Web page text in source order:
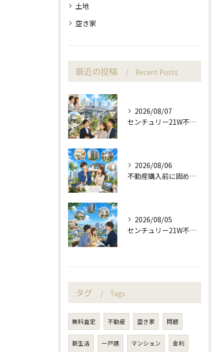
土地
空き家
最近の投稿 Recent Posts
2026/08/07
センチュリー21W不動産販売の駅近相談と地域目線
2026/08/06
不動産購入前に固める資金計画と住み替え判断
2026/08/05
センチュリー21W不動産販売と町目線の不動産相談
タグ Tags
無料査定 不動産 空き家 問題
新生活 一戸建 マンション 金利